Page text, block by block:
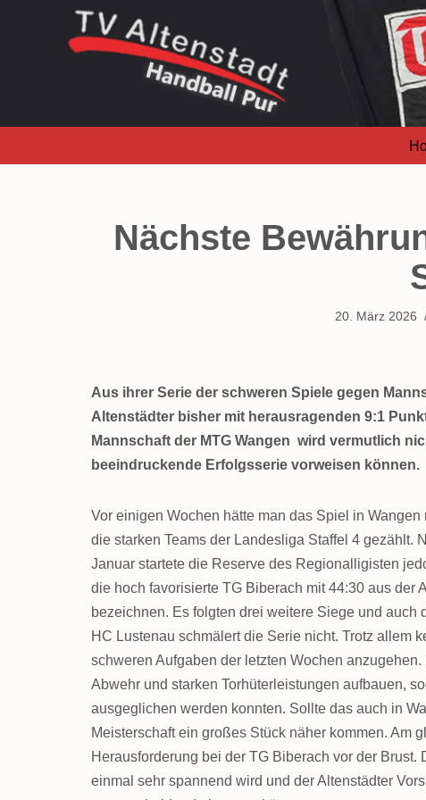
Nächste
20. März 2026
Aus ihrer Serie der schweren Spiele gegen
Altenstädter bisher mit herausragenden 9:1
Mannschaft der MTG Wangen wird vermutlich
beeindruckende Erfolgsserie vorweisen können.
Vor einigen Wochen hätte man das Spiel in
die starken Teams der Landesliga Staffel 4 gezählt.
Januar startete die Reserve des Regionalligisten
die hoch favorisierte TG Biberach mit 44:30 aus der
bezeichnen. Es folgten drei weitere Siege und
HC Lustenau schmälert die Serie nicht. Trotz allem
schweren Aufgaben der letzten Wochen
Abwehr und starken Torhüterleistungen aufbauen,
ausgeglichen werden konnten. Sollte das auch in
Meisterschaft ein großes Stück näher kommen. Am
Herausforderung bei der TG Biberach vor der
einmal sehr spannend wird und der Altenstädter